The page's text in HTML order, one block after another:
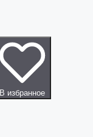
В избранное